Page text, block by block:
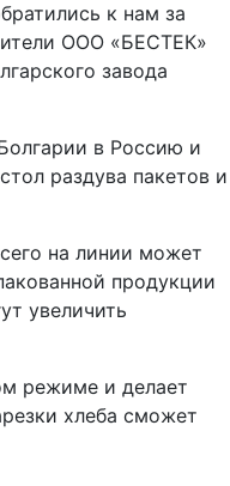
к нам за
ООО «БЕСТЕК»
завода
в Россию и
раздува пакетов и
на линии может
продукции
увеличить
режиме и делает
хлеба сможет